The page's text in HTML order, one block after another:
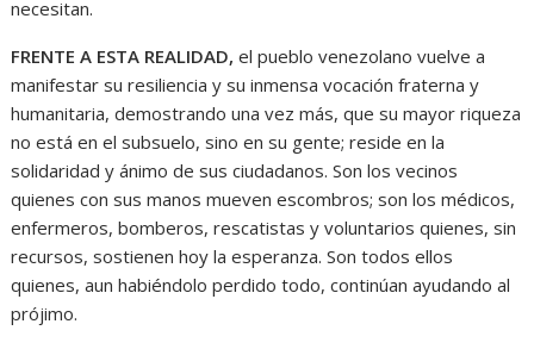
necesitan.
FRENTE A ESTA REALIDAD, el pueblo venezolano vuelve a
manifestar su resiliencia y su inmensa vocación fraterna y
humanitaria, demostrando una vez más, que su mayor riqueza
no está en el subsuelo, sino en su gente; reside en la
solidaridad y ánimo de sus ciudadanos. Son los vecinos
quienes con sus manos mueven escombros; son los médicos,
enfermeros, bomberos, rescatistas y voluntarios quienes, sin
recursos, sostienen hoy la esperanza. Son todos ellos
quienes, aun habiéndolo perdido todo, continúan ayudando al
prójimo.